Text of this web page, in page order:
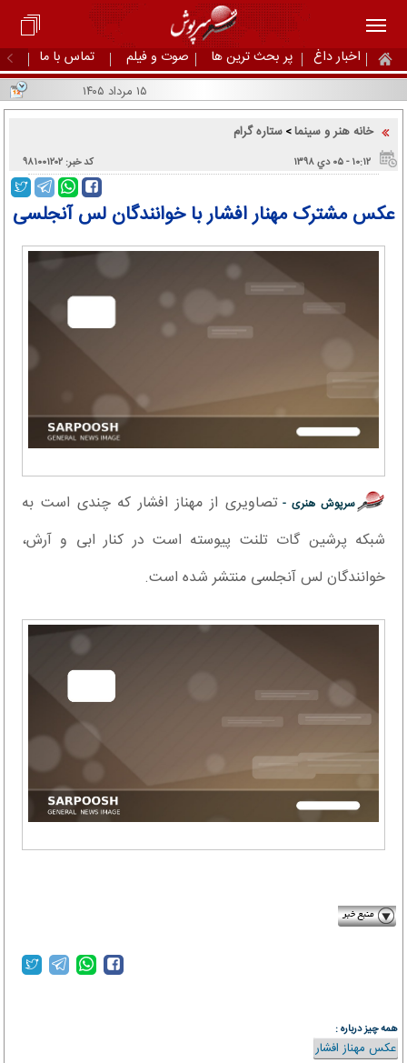
اخبار داغ پر بحث ترین ها صوت و فیلم تماس با ما
خانه هنر و سینما> ستاره گرام
۱۰:۱۲ - ۰۵ دي ۱۳۹۸ کد خبر: ۹۸۱۰۰۱۲۰۲
عکس مشترک مهنار افشار با خوانندگان لس آنجلسی
سرپوش هنری -تصاویری از مهناز افشار که چندی است به
شبکه پرشین گات تلنت پیوسته است در کنار ابی و آرش،
خوانندگان لس آنجلسی منتشر شده است.
همه چیز درباره :
عکس مهناز افشار